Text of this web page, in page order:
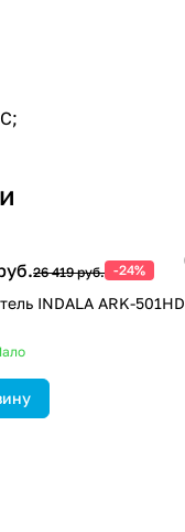
26 419 руб. -24%
INDALA ARK-501HD